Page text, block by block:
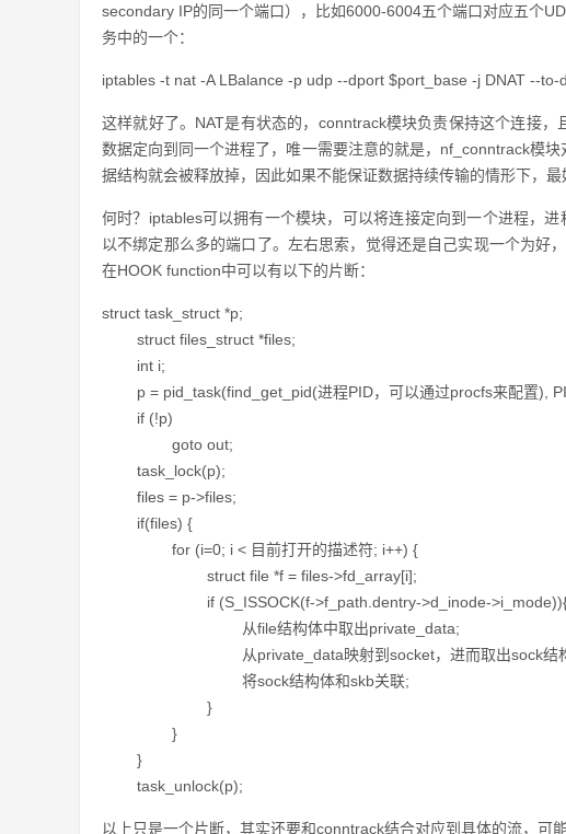
secondary IP的同一个端口），比如6000-6004五个端口对应五个
务中的一个：
iptables -t nat -A LBalance -p udp --dport $port_base -j DNAT --
这样就好了。NAT是有状态的，conntrack模块负责保持这个连接
数据定向到同一个进程了，唯一需要注意的就是，nf_conntrack模
据结构就会被释放掉，因此如果不能保证数据持续传输的情形下，最
何时？iptables可以拥有一个模块，可以将连接定向到一个进程，
以不绑定那么多的端口了。左右思索，觉得还是自己实现一个为好
在HOOK function中可以有以下的片断：
struct task_struct *p;
struct files_struct *files;
int i;
p = pid_task(find_get_pid(进程PID，可以通过procfs来配置),
if (!p)
goto out;
task_lock(p);
files = p->files;
if(files) {
for (i=0; i < 目前打开的描述符; i++) {
struct file *f = files->fd_array[i];
if (S_ISSOCK(f->f_path.dentry->d_inode-
从file结构体中取出private_data;
从private_data映射到socket，进而取出sock结
将sock结构体和skb关联;
}
}
}
task_unlock(p);
以上只是一个片断，其实还要和conntrack结合对应到具体的流，可